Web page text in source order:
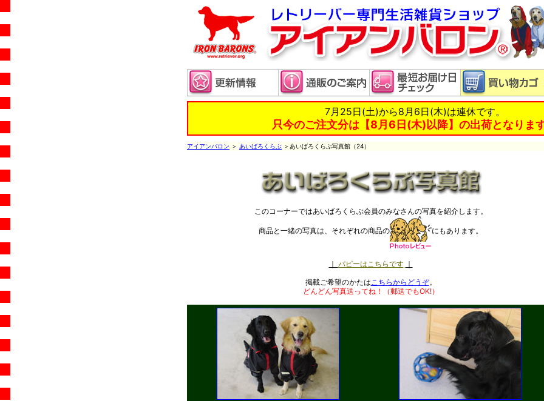
7月25日(土)から8月6日(木)は連休です。
只今のご注文分は【8月6日(木)以降】の出荷となりま
アイアンバロン ＞ あいばろくらぶ ＞あいばろくらぶ写真館（24）
このコーナーではあいばろくらぶ会員のみなさんの写真を紹介します。
商品と一緒の写真は、それぞれの商品の にもあります。
｜ パピーはこちらです ｜
掲載ご希望のかたはこちらからどうぞ。
どんどん写真送ってね！（郵送でもOK!）